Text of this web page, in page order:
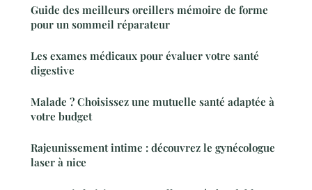
Guide des meilleurs oreillers mémoire de forme
pour un sommeil réparateur
Les exames médicaux pour évaluer votre santé
digestive
Malade ? Choisissez une mutuelle santé adaptée à
votre budget
Rajeunissement intime : découvrez le gynécologue
laser à nice